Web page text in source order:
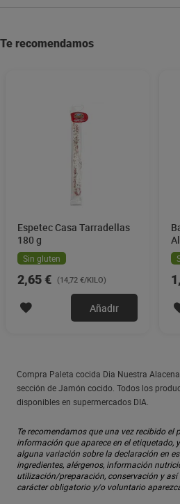
Te recomendamos
Espetec Casa Tarradellas
180 g
Sin gluten
2,65 € (14,72 €/KILO)
Añadir
Compra Paleta cocida Dia Nuestra
sección de Jamón cocido. Todos los
disponibles en supermercados DIA.
Te recomendamos que una vez recibido
información que aparece en el etiquetado,
alguna variación sobre la declaración en
ingredientes, alérgenos, información
utilización/preparación, conservación y
carácter obligatorio y/o voluntario